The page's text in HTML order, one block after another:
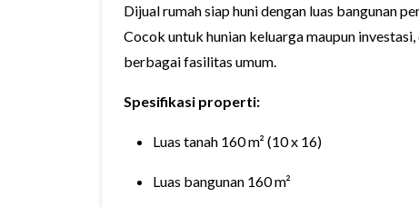
Dijual rumah siap huni dengan luas bangunan
Cocok untuk hunian keluarga maupun
berbagai fasilitas umum.
Spesifikasi properti:
Luas tanah 160 m² (10 x 16)
Luas bangunan 160 m²